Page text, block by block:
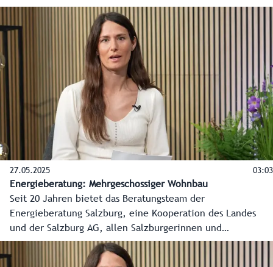
Salzburgern kostenlose, produktneutrale und unabhängige
Beratung in allen Energiefragen an. In diesem Video erklärt
Energieberaterin Alessandra Holper Wichtiges rund um die
Nachverdichtung.
27.05.2025 03:03
Energieberatung: Mehrgeschossiger Wohnbau
Seit 20 Jahren bietet das Beratungsteam der
Energieberatung Salzburg, eine Kooperation des Landes
und der Salzburg AG, allen Salzburgerinnen und
Salzburgern kostenlose, produktneutrale und unabhängige
Beratung in allen Energiefragen an. In diesem Video erklärt